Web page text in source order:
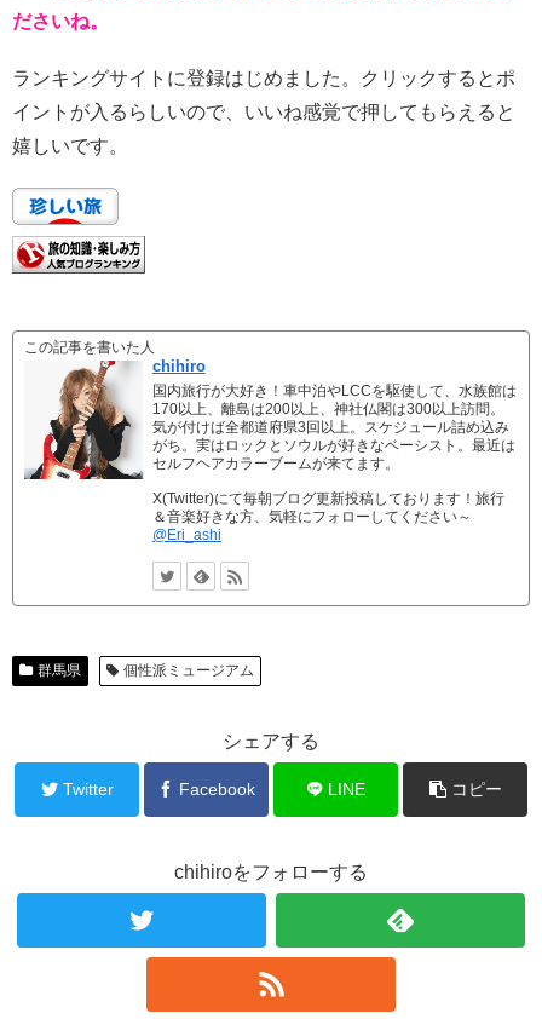
ださいね。
ランキングサイトに登録はじめました。クリックするとポ
イントが入るらしいので、いいね感覚で押してもらえると
嬉しいです。
この記事を書いた人
chihiro
国内旅行が大好き！車中泊やLCCを駆使して、水族館は
170以上、離島は200以上、神社仏閣は300以上訪問。
気が付けば全都道府県3回以上。スケジュール詰め込み
がち。実はロックとソウルが好きなベーシスト。最近は
セルフヘアカラーブームが来てます。
X(Twitter)にて毎朝ブログ更新投稿しております！旅行
＆音楽好きな方、気軽にフォローしてください～
@Eri_ashi
群馬県 個性派ミュージアム
シェアする
Twitter Facebook LINE コピー
chihiroをフォローする